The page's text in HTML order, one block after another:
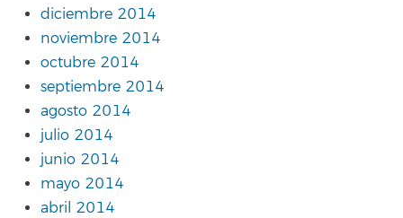
diciembre 2014
noviembre 2014
octubre 2014
septiembre 2014
agosto 2014
julio 2014
junio 2014
mayo 2014
abril 2014